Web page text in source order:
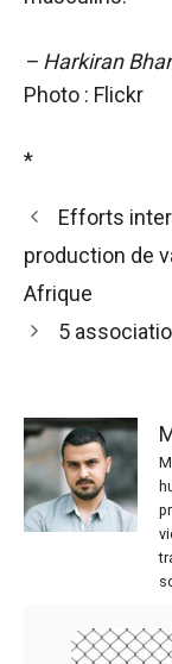
– Harkiran
Photo : Flickr
*
Efforts
production de
Afrique
5